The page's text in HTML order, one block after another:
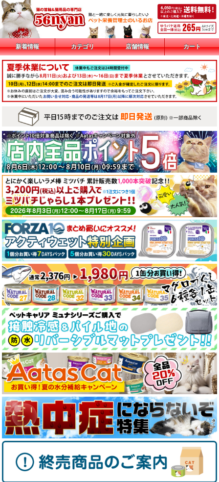
新着情報 カテゴリ 店舗情報 カート